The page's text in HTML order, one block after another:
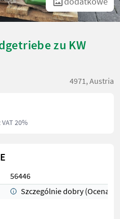
zu KW
4971, Austria
20%
56446
Szczególnie dobry (Ocena 1)